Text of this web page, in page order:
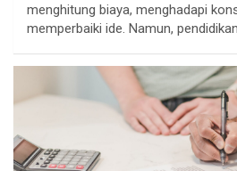
menghitung biaya, menghadapi
memperbaiki ide. Namun,